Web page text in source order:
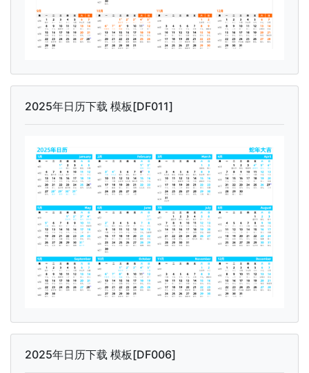
2025年日历下载 模板[DF011]
2025年日历下载 模板[DF006]